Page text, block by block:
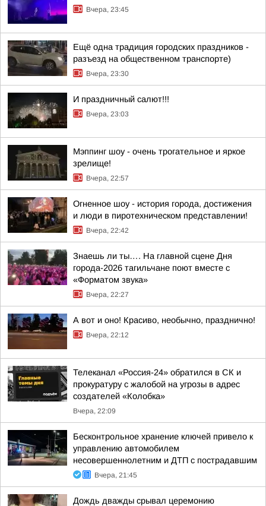
Вчера, 23:45
Ещё одна традиция городских праздников -
разъезд на общественном транспорте)
Вчера, 23:30
И праздничный салют!!!
Вчера, 23:03
Мэппинг шоу - очень трогательное и яркое
зрелище!
Вчера, 22:57
Огненное шоу - история города, достижения
и люди в пиротехническом представлении!
Вчера, 22:42
Знаешь ли ты…. На главной сцене Дня
города-2026 тагильчане поют вместе с
«Форматом звука»
Вчера, 22:27
А вот и оно! Красиво, необычно, празднично!
Вчера, 22:12
Телеканал «Россия-24» обратился в СК и
прокуратуру с жалобой на угрозы в адрес
создателей «Колобка»
Вчера, 22:09
Бесконтрольное хранение ключей привело к
управлению автомобилем
несовершеннолетним и ДТП с пострадавшим
Вчера, 21:45
Дождь дважды срывал церемонию